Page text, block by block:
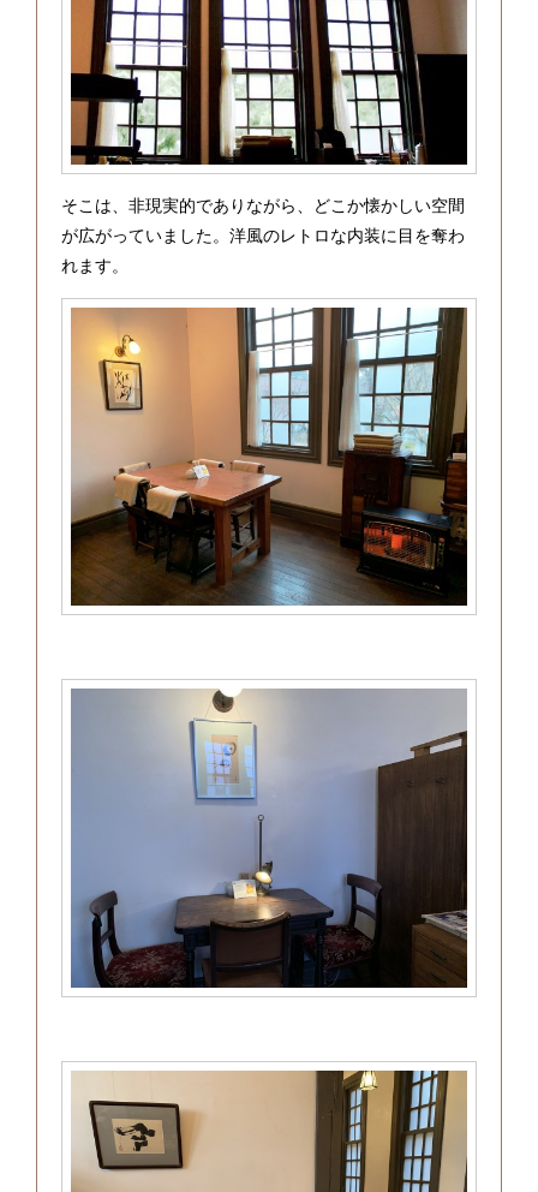
そこは、非現実的でありながら、どこか懐かしい空間
が広がっていました。洋風のレトロな内装に目を奪わ
れます。